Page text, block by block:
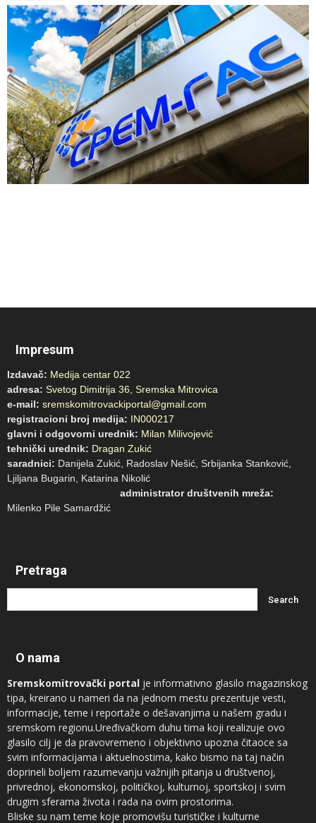
Impresum
Izdavač: Medija centar 022
adresa: Svetog Dimitrija 36, Sremska Mitrovica
e-mail: sremskomitrovackiportal@gmail.com
registracioni broj medija: IN000217
glavni i odgovorni urednik: Milan Milivojević
tehnički urednik: Dragan Zukić
saradnici: Danijela Zukić, Radoslav Nešić, Srbijanka Stanković,
Ljiljana Bugarin, Katarina Nikolić
administrator društvenih mreža:
Milenko Pile Samardžić
Pretraga
O nama
Sremskomitrovački portal je informativno glasilo magazinskog
tipa, kreirano u nameri da na jednom mestu prezentuje vesti,
informacije, teme i reportaže o dešavanjima u našem gradu i
sremskom regionu.Uređivačkom duhu tima koji realizuje ovo
glasilo cilj je da pravovremeno i objektivno upozna čitaoce sa
svim informacijama i aktuelnostima, kako bismo na taj način
doprineli boljem razumevanju važnijih pitanja u društvenoj,
privrednoj, ekonomskoj, političkoj, kulturnoj, sportskoj i svim
drugim sferama života i rada na ovim prostorima.
Bliske su nam teme koje promovišu turističke i kulturne